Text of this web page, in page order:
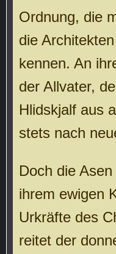
Ordnung, die
die
kennen. An
der Allvater,
Hlidskjalf aus
stets nach
Doch die
ihrem ewigen
Urkräfte des
reitet der